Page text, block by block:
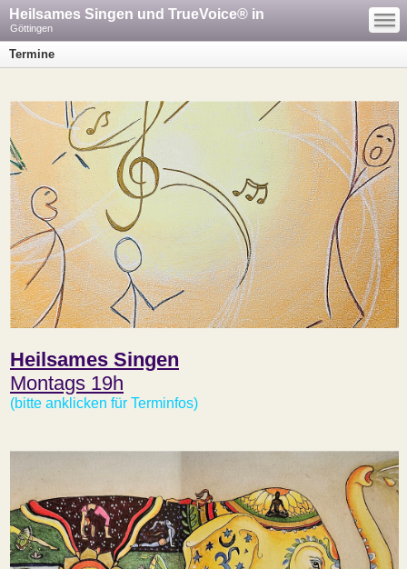
Heilsames Singen und TrueVoice® in
Göttingen
—
—
—
Termine
Heilsames Singen
Montags 19h
(bitte anklicken für Terminfos)